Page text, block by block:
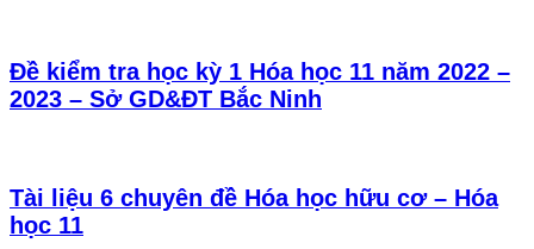
Đề kiểm tra học kỳ 1 Hóa học 11 năm 2022 –
2023 – Sở GD&ĐT Bắc Ninh
Tài liệu 6 chuyên đề Hóa học hữu cơ – Hóa
học 11